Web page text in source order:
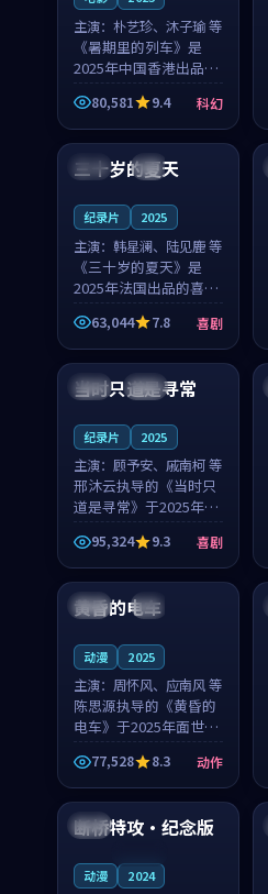
主演： 朴艺珍、沐子瑜 等
《暑期里的列车》是
2025年中国香港出品的
科幻新作，主创团队希
望用城市夜归人的故事
让观众停下来想一想。
朴艺珍领衔，沐子瑜担
任重要角色，郑书延的
80,581 9.4 科幻
法国 4K
三十岁的夏天
纪录片 2025
主演： 韩星澜、陆见鹿 等
《三十岁的夏天》是
2025年法国出品的喜剧
新作，主创团队希望用
深夜电台的故事让观众
停下来想一想。韩星澜
角色，山田纯一的叙事
63,044 7.8 喜剧
泰国 杜比
当时只道是寻常
纪录片 2025
主演： 顾予安、戚南柯 等
邢沐云执导的《当时只
道是寻常》于2025年面
世，泰国的城市气质与
母女情深的人物心境共
同构筑了影片基调。顾
予安、戚南柯用细腻的
表演撑起整部喜剧电
95,324 9.3 喜剧
日本 4K
黄昏的电车
动漫 2025
主演： 周怀风、应南风 等
陈思源执导的《黄昏的
电车》于2025年面世，
日本的城市气质与渔村
故事的人物心境共同构
筑了影片基调。周怀
风、应南风用细腻的表
演撑起整部动作电影，
77,528 8.3 动作
法国
断桥特攻·纪念版
动漫 2024